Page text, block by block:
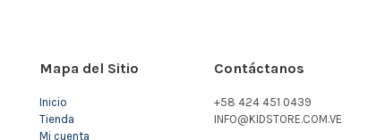
Mapa del Sitio
Inicio
Tienda
Mi cuenta
Contáctanos
+58 424 451 0439
INFO@KIDSTORE.COM.VE